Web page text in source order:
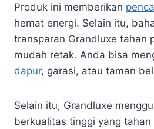
Produk ini memberikan
hemat energi. Selain itu,
transparan Grandluxe tahan
mudah retak. Anda bisa
dapur, garasi, atau taman
Selain itu, Grandluxe
berkualitas tinggi yang